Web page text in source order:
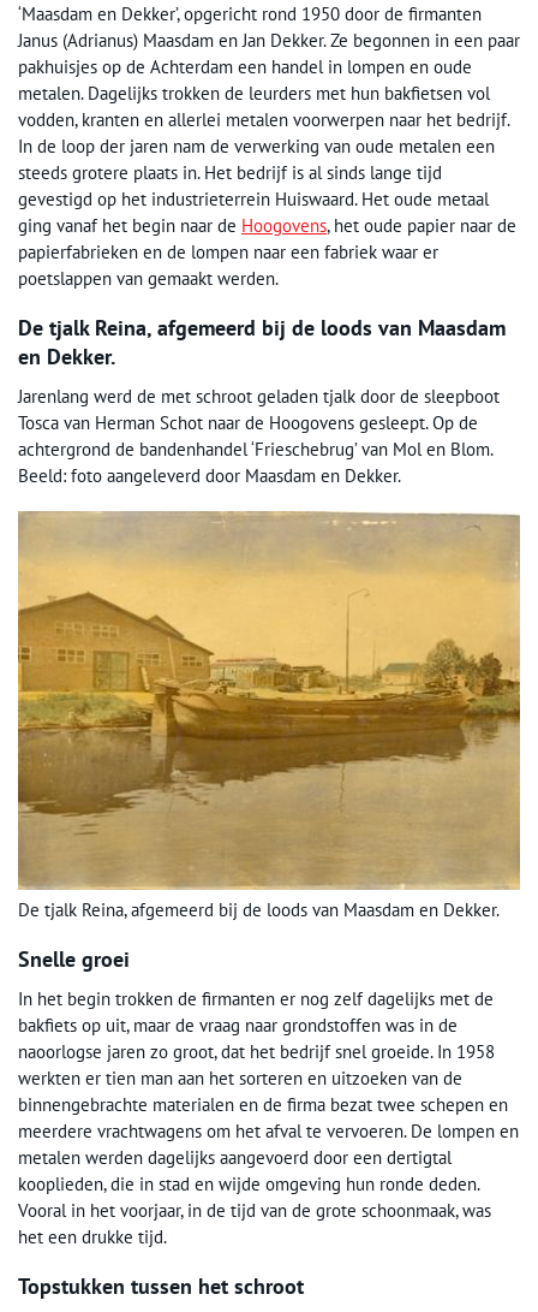
‘Maasdam en Dekker’, opgericht rond 1950 door de firmanten
Janus (Adrianus) Maasdam en Jan Dekker. Ze begonnen in een paar
pakhuisjes op de Achterdam een handel in lompen en oude
metalen. Dagelijks trokken de leurders met hun bakfietsen vol
vodden, kranten en allerlei metalen voorwerpen naar het bedrijf.
In de loop der jaren nam de verwerking van oude metalen een
steeds grotere plaats in. Het bedrijf is al sinds lange tijd
gevestigd op het industrieterrein Huiswaard. Het oude metaal
ging vanaf het begin naar de Hoogovens, het oude papier naar de
papierfabrieken en de lompen naar een fabriek waar er
poetslappen van gemaakt werden.
De tjalk Reina, afgemeerd bij de loods van Maasdam
en Dekker.
Jarenlang werd de met schroot geladen tjalk door de sleepboot
Tosca van Herman Schot naar de Hoogovens gesleept. Op de
achtergrond de bandenhandel ‘Frieschebrug’ van Mol en Blom.
Beeld: foto aangeleverd door Maasdam en Dekker.
De tjalk Reina, afgemeerd bij de loods van Maasdam en Dekker.
Snelle groei
In het begin trokken de firmanten er nog zelf dagelijks met de
bakfiets op uit, maar de vraag naar grondstoffen was in de
naoorlogse jaren zo groot, dat het bedrijf snel groeide. In 1958
werkten er tien man aan het sorteren en uitzoeken van de
binnengebrachte materialen en de firma bezat twee schepen en
meerdere vrachtwagens om het afval te vervoeren. De lompen en
metalen werden dagelijks aangevoerd door een dertigtal
kooplieden, die in stad en wijde omgeving hun ronde deden.
Vooral in het voorjaar, in de tijd van de grote schoonmaak, was
het een drukke tijd.
Topstukken tussen het schroot